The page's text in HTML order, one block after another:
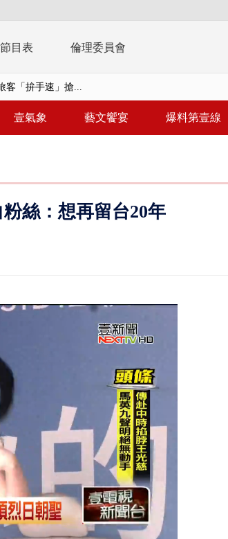
節目表 倫理委員會
客「拚手速」搶...
槍手開火釀多師...
、「客家攪福」...
以北 不排除明...
壹氣象 藝文饗宴 爆料第壹線
絲：想再留台20年